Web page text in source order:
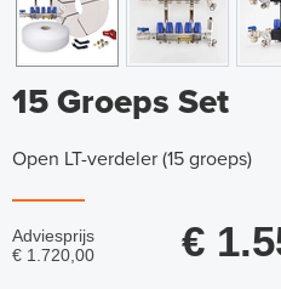
15 Groeps Set
Open LT-verdeler (15 groeps)
Adviesprijs
€ 1.720,00
€